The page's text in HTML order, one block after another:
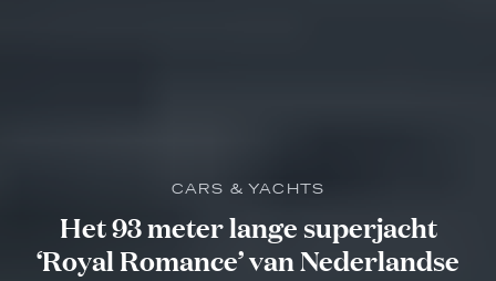
CARS & YACHTS
Het 93 meter lange superjacht
‘Royal Romance’ van Nederlandse